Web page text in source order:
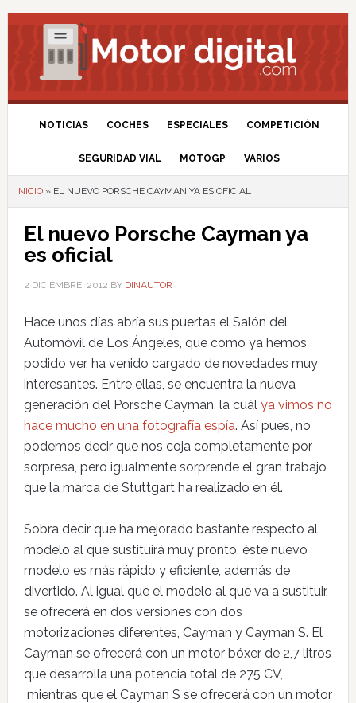
NOTICIAS COCHES ESPECIALES COMPETICIÓN
SEGURIDAD VIAL MOTOGP VARIOS
INICIO» EL NUEVO PORSCHE CAYMAN YA ES OFICIAL
El nuevo Porsche Cayman ya
es oficial
2 DICIEMBRE, 2012 BY DINAUTOR
Hace unos días abría sus puertas el Salón del
Automóvil de Los Ángeles, que como ya hemos
podido ver, ha venido cargado de novedades muy
interesantes. Entre ellas, se encuentra la nueva
generación del Porsche Cayman, la cuál ya vimos no
hace mucho en una fotografía espía. Así pues, no
podemos decir que nos coja completamente por
sorpresa, pero igualmente sorprende el gran trabajo
que la marca de Stuttgart ha realizado en él.
Sobra decir que ha mejorado bastante respecto al
modelo al que sustituirá muy pronto, éste nuevo
modelo es más rápido y eficiente, además de
divertido. Al igual que el modelo al que va a sustituir,
se ofrecerá en dos versiones con dos
motorizaciones diferentes, Cayman y Cayman S. El
Cayman se ofrecerá con un motor bóxer de 2,7 litros
que desarrolla una potencia total de 275 CV,
mientras que el Cayman S se ofrecerá con un motor